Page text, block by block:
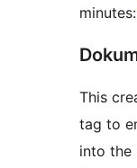
minutes:
This
tag to
into the